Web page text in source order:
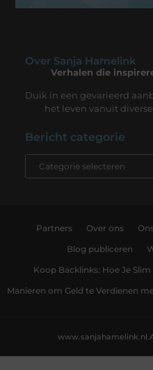
Over Sanja Hamelink
Verhalen die
Duik in een gevarieerd
het leven vanuit
Bericht categorie
Partners Over ons
Blog publiceren
Koop Backlinks: Hoe Je
Manieren om Geld te Verdienen
www.sanjahamelink.nl.